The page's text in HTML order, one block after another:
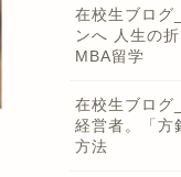
在校生ブログ
ンへ 人生の
MBA留学
在校生ブログ
経営者。「方
方法